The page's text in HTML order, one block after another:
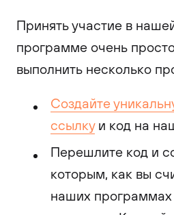
Принять участие в
программе очень
выполнить несколько
Создайте
ссылкуи код на
Перешлите код и
которым, как вы
наших программах